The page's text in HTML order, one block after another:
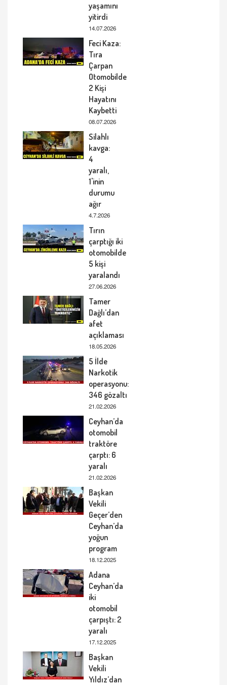
yaşamını
yitirdi
14.07.2026
Feci Kaza:
Tıra
Çarpan
Otomobilde
2 Kişi
Hayatını
Kaybetti
08.07.2026
Silahlı
kavga:
4
yaralı,
1'inin
durumu
ağır
4.7.2026
Tırın
çarptığı iki
otomobilde
5 kişi
yaralandı
27.06.2026
Tamer
Dağlı’dan
afet
açıklaması
18.05.2026
5 İlde
Narkotik
operasyonu:
346 gözaltı
21.02.2026
Ceyhan’da
otomobil
traktöre
çarptı: 6
yaralı
21.02.2026
Başkan
Vekili
Geçer’den
Ceyhan’da
yoğun
program
18.12.2025
Adana
Ceyhan’da
iki
otomobil
çarpıştı: 2
yaralı
17.12.2025
Başkan
Vekili
Yıldız’dan